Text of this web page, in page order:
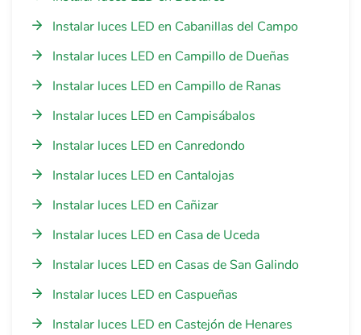
Instalar luces LED en Cabanillas del Campo
Instalar luces LED en Campillo de Dueñas
Instalar luces LED en Campillo de Ranas
Instalar luces LED en Campisábalos
Instalar luces LED en Canredondo
Instalar luces LED en Cantalojas
Instalar luces LED en Cañizar
Instalar luces LED en Casa de Uceda
Instalar luces LED en Casas de San Galindo
Instalar luces LED en Caspueñas
Instalar luces LED en Castejón de Henares